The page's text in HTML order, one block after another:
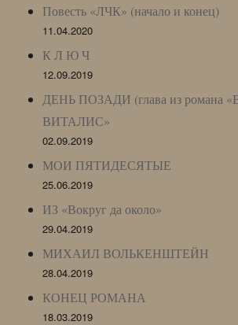
Повесть «ЛЧК» (начало и конец)
11.04.2020
К Л Ю Ч
12.09.2019
ДЕНЬ ПОЗАДИ (глава из романа
ВИТАЛИС»
02.09.2019
МОИ ПЯТИДЕСЯТЫЕ
25.06.2019
ИЗ «Вокруг да около»
29.04.2019
МИХАИЛ ВОЛЬКЕНШТЕЙН
28.04.2019
КОНЕЦ РОМАНА
18.03.2019